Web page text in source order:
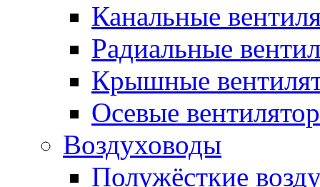
Канальные
Радиальные
Крышные
Осевые
Воздуховоды
Полужёсткие